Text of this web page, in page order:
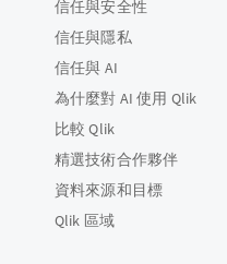
信任與安全性
信任與隱私
信任與 AI
為什麼對 AI 使用 Qlik
比較 Qlik
精選技術合作夥伴
資料來源和目標
Qlik 區域